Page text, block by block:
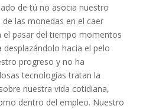
de tú no asocia nuestro
las monedas en el caer
el pasar del tiempo momentos
desplazándolo hacia el pelo
progreso y no ha
tecnologías tratan la
nuestra vida cotidiana,
dentro del empleo. Nuestro